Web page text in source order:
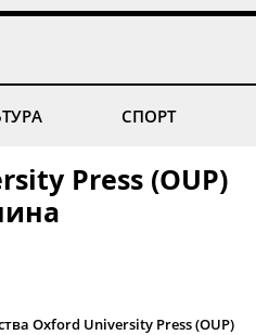
СПОРТ
Press (OUP)
Oxford University Press (OUP)